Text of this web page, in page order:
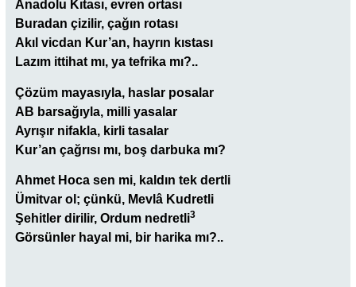
Anadolu Kıtası, evren ortası
Buradan çizilir, çağın rotası
Akıl vicdan Kur’an, hayrın kıstası
Lazım ittihat mı, ya tefrika mı?..
Çözüm mayasıyla, haslar posalar
AB barsağıyla, milli yasalar
Ayrışır nifakla, kirli tasalar
Kur’an çağrısı mı, boş darbuka mı?
Ahmet Hoca sen mi, kaldın tek dertli
Ümitvar ol; çünkü, Mevlâ Kudretli
Şehitler dirilir, Ordum nedretli3
Görsünler hayal mi, bir harika mı?..